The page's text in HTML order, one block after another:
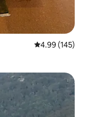
平均评分 4.99
4.99 (145)